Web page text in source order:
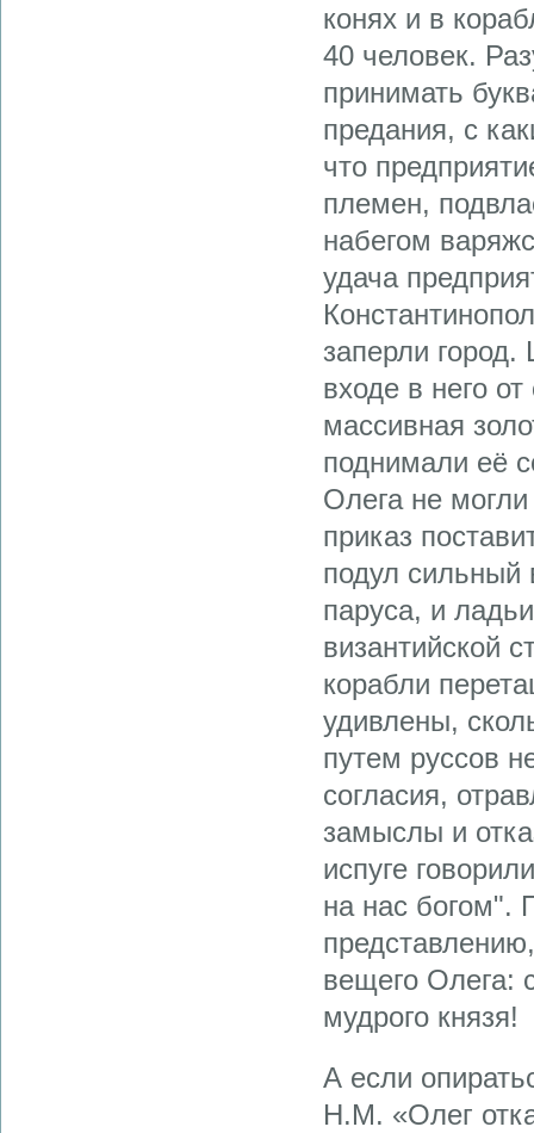
конях и в
40 человек.
принимать
предания, с
что
племен,
набегом
удача
заперли город.
входе в него
массивная
поднимали её
Олега не могли
приказ
подул сильный
паруса, и
византийской
корабли
удивлены,
путем руссов
согласия,
замыслы и
испуге
на нас богом".
вещего Олега:
мудрого князя!
А если
Н.М. «Олег